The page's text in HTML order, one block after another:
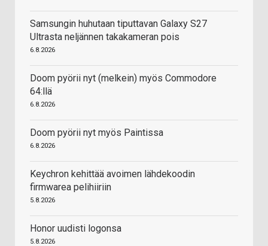
Samsungin huhutaan tiputtavan Galaxy S27
Ultrasta neljännen takakameran pois
6.8.2026
Doom pyörii nyt (melkein) myös Commodore
64:llä
6.8.2026
Doom pyörii nyt myös Paintissa
6.8.2026
Keychron kehittää avoimen lähdekoodin
firmwarea pelihiiriin
5.8.2026
Honor uudisti logonsa
5.8.2026